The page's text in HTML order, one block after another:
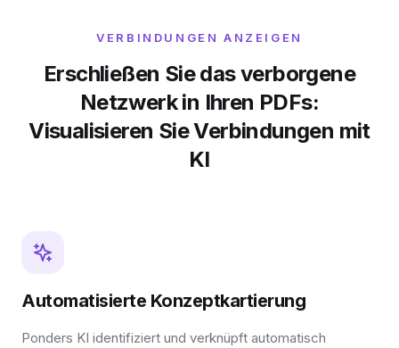
VERBINDUNGEN ANZEIGEN
Erschließen Sie das verborgene
Netzwerk in Ihren PDFs:
Visualisieren Sie Verbindungen mit
KI
Automatisierte Konzeptkartierung
Ponders KI identifiziert und verknüpft automatisch